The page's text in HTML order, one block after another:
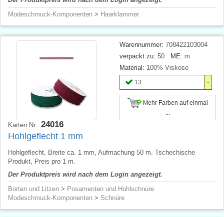
Modeschmuck-Komponenten > Haarklammer
Warennummer: 708422103004
verpackt zu: 50 ME: m
Material: 100% Viskose
13
Mehr Farben auf einmal
Karten Nr.: 24016
Hohlgeflecht 1 mm
Hohlgeflecht, Breite ca. 1 mm, Aufmachung 50 m. Tschechische
Produkt, Preis pro 1 m.
Der Produktpreis wird nach dem Login angezeigt.
Borten und Litzen > Posamenten und Hohlschnüre
Modeschmuck-Komponenten > Schnüre